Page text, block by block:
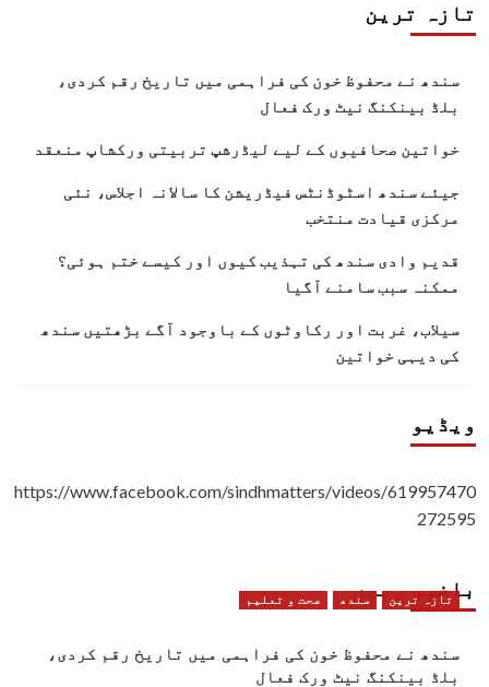
تازہ ترین
سندھ نے محفوظ خون کی فراہمی میں تاریخ رقم کردی،
بلڈ بینکنگ نیٹ ورک فعال
خواتین صحافیوں کے لیے لیڈرشپ تربیتی ورکشاپ منعقد
جیئے سندھ اسٹوڈنٹس فیڈریشن کا سالانہ اجلاس، نئی
مرکزی قیادت منتخب
قدیم وادی سندھ کی تہذیب کیوں اور کیسے ختم ہوئی؟
ممکنہ سبب سامنے آگیا
سیلاب، غربت اور رکاوٹوں کے باوجود آگے بڑھتیں سندھ
کی دیہی خواتین
ویڈیو
https://www.facebook.com/sindhmatters/videos/619957470
272595
باخبر رہیں
تازہ ترین سندھ صحت و تعلیم
سندھ نے محفوظ خون کی فراہمی میں تاریخ رقم کردی،
بلڈ بینکنگ نیٹ ورک فعال